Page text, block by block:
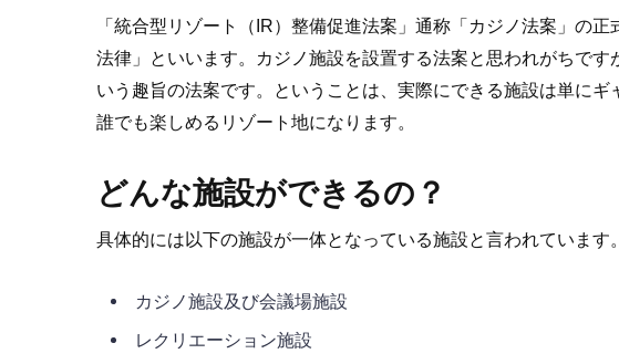
「統合型リゾート（IR）整備促進法案」通称「カジノ法案」の
法律」といいます。カジノ施設を設置する法案と思われがちで
いう趣旨の法案です。ということは、実際にできる施設は単に
誰でも楽しめるリゾート地になります。
どんな施設ができるの？
具体的には以下の施設が一体となっている施設と言われています。
カジノ施設及び会議場施設
レクリエーション施設